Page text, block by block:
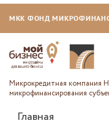
МКК ФОНД
Микрокредитная компания
микрофинансирования
Главная